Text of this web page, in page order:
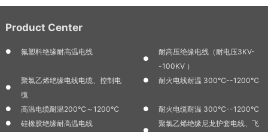
Product Center
氟塑料绝缘耐高温电线
耐高压绝缘电线（耐电压3KV-
-100KV ）
聚氯乙烯绝缘电线电缆、控制电
缆
耐火电线耐温 300℃--1200℃
高温电缆耐温200℃～1200℃
耐火电缆耐温 300℃--1200℃
硅橡胶绝缘耐高温电线
聚氯乙烯绝缘尼龙护套电线、飞